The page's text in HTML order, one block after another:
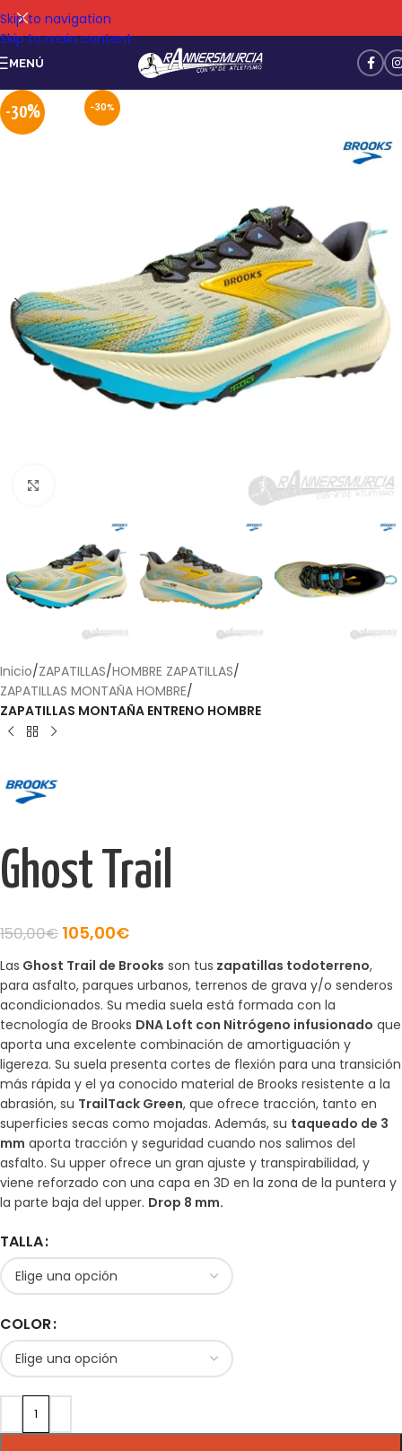
Skip to navigation
Skip to main content
MENÚ
-30%
-30%
Inicio ZAPATILLAS HOMBRE ZAPATILLAS
ZAPATILLAS MONTAÑA HOMBRE
ZAPATILLAS MONTAÑA ENTRENO HOMBRE
Ghost Trail
150,00€ 105,00€
Las Ghost Trail de Brooks son tus zapatillas todoterreno,
para asfalto, parques urbanos, terrenos de grava y/o senderos
acondicionados. Su media suela está formada con la
tecnología de Brooks DNA Loft con Nitrógeno infusionado que
aporta una excelente combinación de amortiguación y
ligereza. Su suela presenta cortes de flexión para una transición
más rápida y el ya conocido material de Brooks resistente a la
abrasión, su TrailTack Green, que ofrece tracción, tanto en
superficies secas como mojadas. Además, su taqueado de 3
mm aporta tracción y seguridad cuando nos salimos del
asfalto. Su upper ofrece un gran ajuste y transpirabilidad, y
viene reforzado con una capa en 3D en la zona de la puntera y
la parte baja del upper. Drop 8 mm.
TALLA
COLOR